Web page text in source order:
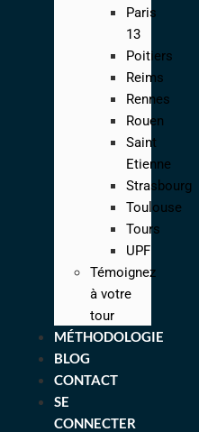
Paris
13
Poitiers
Reims
Rennes
Rouen
Saint
Etienne
Strasbourg
Toulouse
Tours
UPF
Témoignez
à votre
tour
MÉTHODOLOGIE
BLOG
CONTACT
SE
CONNECTER